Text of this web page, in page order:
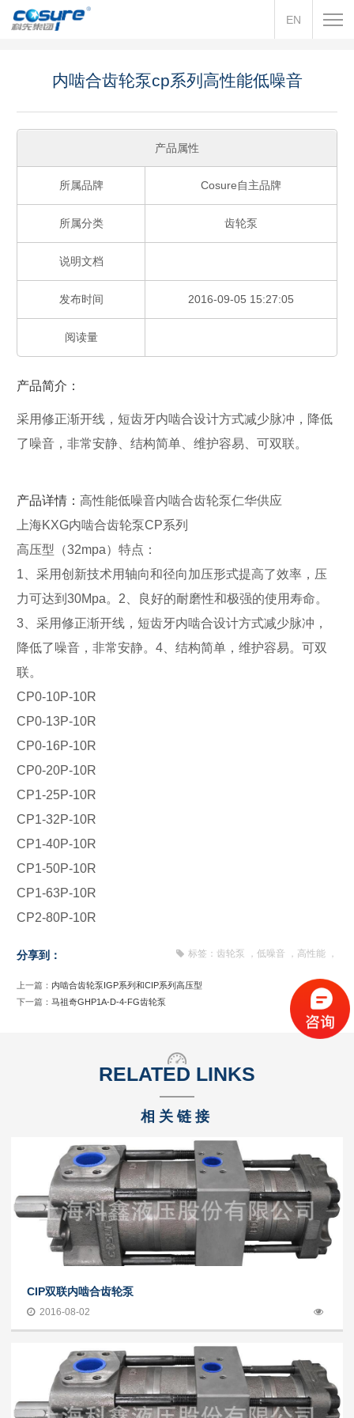
EN
内啮合齿轮泵cp系列高性能低噪音
产品属性
所属品牌 Cosure自主品牌
所属分类 齿轮泵
说明文档
发布时间 2016-09-05 15:27:05
阅读量
产品简介：
采用修正渐开线，短齿牙内啮合设计方式减少脉冲，降低
了噪音，非常安静、结构简单、维护容易、可双联。
产品详情： 高性能低噪音内啮合齿轮泵仁华供应
上海KXG内啮合齿轮泵CP系列
高压型（32mpa）特点：
1、采用创新技术用轴向和径向加压形式提高了效率，压
力可达到30Mpa。2、良好的耐磨性和极强的使用寿命。
3、采用修正渐开线，短齿牙内啮合设计方式减少脉冲，
降低了噪音，非常安静。4、结构简单，维护容易。可双
联。
CP0-10P-10R
CP0-13P-10R
CP0-16P-10R
CP0-20P-10R
CP1-25P-10R
CP1-32P-10R
CP1-40P-10R
CP1-50P-10R
CP1-63P-10R
CP2-80P-10R
分享到： 标签： 齿轮泵 ， 低噪音 ， 高性能 ，
上一篇： 内啮合齿轮泵IGP系列和CIP系列高压型
下一篇： 马祖奇GHP1A-D-4-FG齿轮泵
RELATED LINKS
相关链接
CIP双联内啮合齿轮泵
2016-08-02